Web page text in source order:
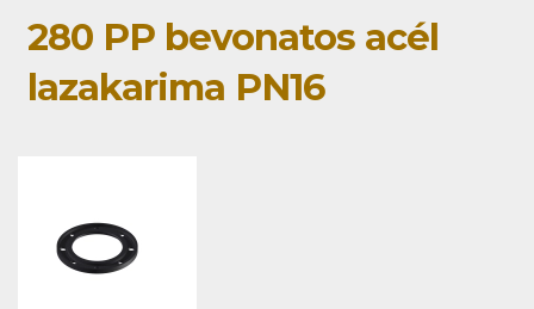
280 PP bevonatos acél
lazakarima PN16